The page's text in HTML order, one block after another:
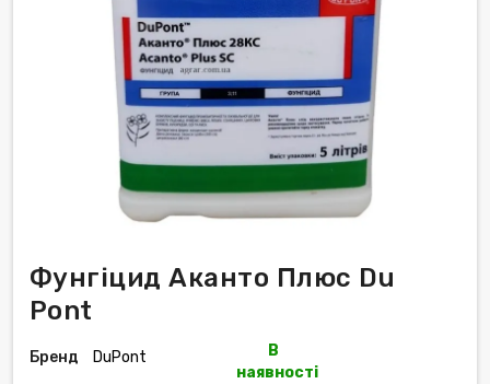
Фунгіцид Аканто Плюс Du
Pont
Бренд DuPont
В
наявності